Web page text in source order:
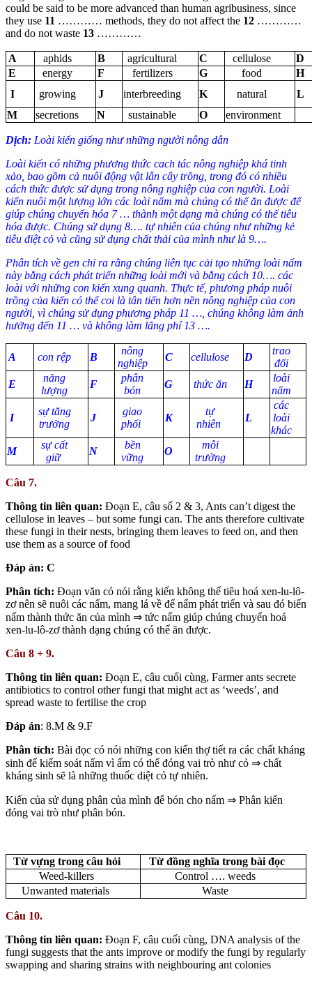
could be said to be more advanced than human agribusiness, since
they use 11 ………… methods, they do not affect the 12 …………
and do not waste 13 …………
A aphids B agricultural C cellulose
D
E
energy F fertilizers G food
H
I
growing J interbreeding K natural
L
M
secretions N sustainable O environment
Dịch: Loài kiến giống như những người nông dân
Loài kiến có những phương thức cach tác nông nghiệp khá tinh
xảo, bao gồm cả nuôi động vật lẫn cây trồng, trong đó có nhiều
cách thức được sử dụng trong nông nghiệp của con người. Loài
kiến nuôi một lượng lớn các loài nấm mà chúng có thể ăn được để
giúp chúng chuyển hóa 7 … thành một dạng mà chúng có thế tiêu
hóa được. Chúng sử dụng 8…. tự nhiên của chúng như những kẻ
tiêu diệt cỏ và cũng sử dụng chất thải của mình như là 9….
Phân tích về gen chỉ ra rằng chúng liên tục cải tạo những loài nấm
này bằng cách phát triển những loài mới và bằng cách 10…. các
loài với những con kiến xung quanh. Thực tế, phương pháp nuôi
trồng của kiến có thể coi là tân tiến hơn nền nông nghiệp của con
người, vì chúng sử dụng phương pháp 11 …, chúng không làm ảnh
hưởng đến 11 … và không làm lãng phí 13 ….
A con rệp B
nông
nghiệp
C cellulose D
trao
đổi
E
năng
lượng
F
phân
bón
G thức ăn H
loài
nấm
I
sự tăng
trưởng
J
giao
phối
K
tự
nhiên
L
các
loài
khác
M
sự cất
giữ
N
bền
vững
O
môi
trường
Câu 7.
Thông tin liên quan: Đoạn E, câu số 2 & 3, Ants can’t digest the
cellulose in leaves – but some fungi can. The ants therefore cultivate
these fungi in their nests, bringing them leaves to feed on, and then
use them as a source of food
Đáp án: C
Phân tích: Đoạn văn có nói rằng kiến không thể tiêu hoá xen-lu-lô-
zơ nên sẽ nuôi các nấm, mang lá về để nấm phát triển và sau đó biến
nấm thành thức ăn của mình ⇒ tức nấm giúp chúng chuyển hoá
xen-lu-lô-zơ thành dạng chúng có thể ăn được.
Câu 8 + 9.
Thông tin liên quan: Đoạn E, câu cuối cùng, Farmer ants secrete
antibiotics to control other fungi that might act as ‘weeds’, and
spread waste to fertilise the crop
Đáp án: 8.M & 9.F
Phân tích: Bài đọc có nói những con kiến thợ tiết ra các chất kháng
sinh để kiểm soát nấm vì ấm có thể đóng vai trò như cỏ ⇒ chất
kháng sinh sẽ là những thuốc diệt cỏ tự nhiên.
Kiến của sử dụng phân của mình để bón cho nấm ⇒ Phân kiến
đóng vai trò như phân bón.
Từ vựng trong câu hỏi
Từ đồng nghĩa trong bài đọc
Weed-killers
Control …. weeds
Unwanted materials
Waste
Câu 10.
Thông tin liên quan: Đoạn F, câu cuối cùng, DNA analysis of the
fungi suggests that the ants improve or modify the fungi by regularly
swapping and sharing strains with neighbouring ant colonies